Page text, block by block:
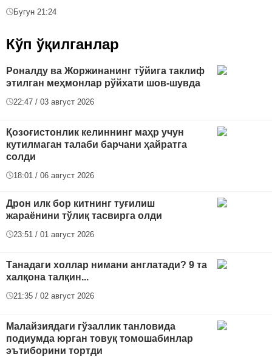
Бугун 21:24
Кўп ўқилганлар
Роналду ва Жоржинанинг тўйига таклиф
этилган меҳмонлар рўйхати шов-шувда
22:47 / 03 август 2026
Қозоғистонлик келиннинг маҳр учун
кутилмаган талаби барчани ҳайратга
солди
18:01 / 06 август 2026
Дрон илк бор китнинг туғилиш
жараёнини тўлиқ тасвирга олди
23:51 / 01 август 2026
Танадаги холлар нимани англатади? 9 та
халқона талқин...
21:35 / 02 август 2026
Малайзиядаги гўзаллик танловида
подиумда юрган товуқ томошабинлар
эътиборини тортди